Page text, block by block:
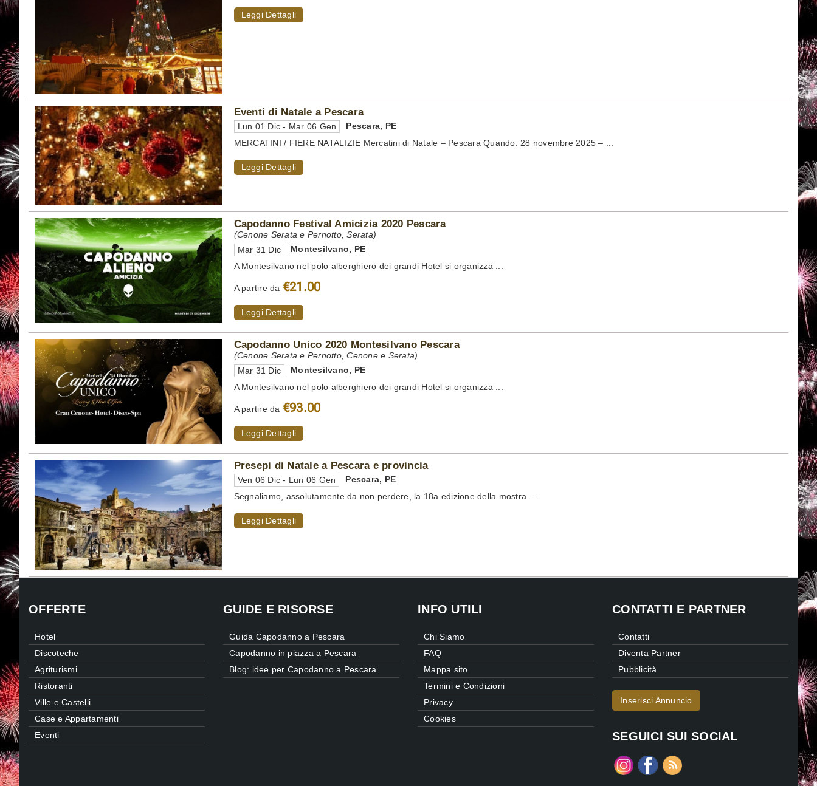
Leggi Dettagli
Eventi di Natale a Pescara
Lun 01 Dic - Mar 06 Gen Pescara, PE
MERCATINI / FIERE NATALIZIE Mercatini di Natale – Pescara Quando: 28 novembre 2025 – ...
Leggi Dettagli
Capodanno Festival Amicizia 2020 Pescara
(Cenone Serata e Pernotto, Serata)
Mar 31 Dic
Montesilvano, PE
A Montesilvano nel polo alberghiero dei grandi Hotel si organizza ...
A partire da €21.00
Leggi Dettagli
Capodanno Unico 2020 Montesilvano Pescara
(Cenone Serata e Pernotto, Cenone e Serata)
Mar 31 Dic
Montesilvano, PE
A Montesilvano nel polo alberghiero dei grandi Hotel si organizza ...
A partire da €93.00
Leggi Dettagli
Presepi di Natale a Pescara e provincia
Ven 06 Dic - Lun 06 Gen Pescara, PE
Segnaliamo, assolutamente da non perdere, la 18a edizione della mostra ...
Leggi Dettagli
OFFERTE
Hotel
Discoteche
Agriturismi
Ristoranti
Ville e Castelli
Case e Appartamenti
Eventi
GUIDE E RISORSE
Guida Capodanno a Pescara
Capodanno in piazza a Pescara
Blog: idee per Capodanno a Pescara
INFO UTILI
Chi Siamo
FAQ
Mappa sito
Termini e Condizioni
Privacy
Cookies
CONTATTI E PARTNER
Contatti
Diventa Partner
Pubblicità
Inserisci Annuncio
SEGUICI SUI SOCIAL